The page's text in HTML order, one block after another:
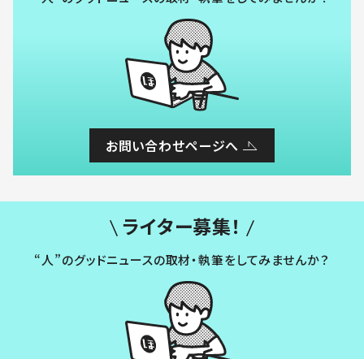
お問い合わせページへ
ライター募集！
“人”のグッドニュースの取材・執筆をしてみませんか？